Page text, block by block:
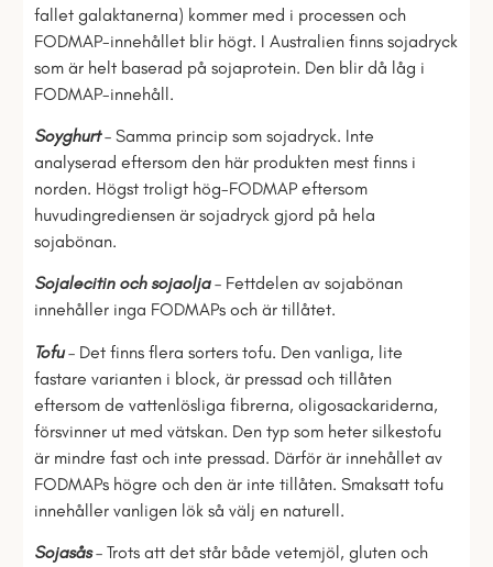
fallet galaktanerna) kommer med i processen och
FODMAP-innehållet blir högt. I Australien finns sojadryck
som är helt baserad på sojaprotein. Den blir då låg i
FODMAP-innehåll.
Soyghurt– Samma princip som sojadryck. Inte
analyserad eftersom den här produkten mest finns i
norden. Högst troligt hög-FODMAP eftersom
huvudingrediensen är sojadryck gjord på hela
sojabönan.
Sojalecitin och sojaolja – Fettdelen av sojabönan
innehåller inga FODMAPs och är tillåtet.
Tofu– Det finns flera sorters tofu. Den vanliga, lite
fastare varianten i block, är pressad och tillåten
eftersom de vattenlösliga fibrerna, oligosackariderna,
försvinner ut med vätskan. Den typ som heter silkestofu
är mindre fast och inte pressad. Därför är innehållet av
FODMAPs högre och den är inte tillåten. Smaksatt tofu
innehåller vanligen lök så välj en naturell.
Sojasås– Trots att det står både vetemjöl, gluten och